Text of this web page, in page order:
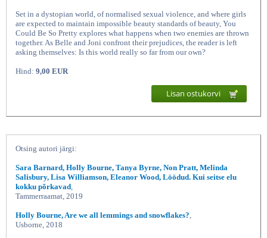
You Could Be So
Set in a dystopian world, of normalised sexual violence, and where girls
are expected to maintain impossible beauty standards of beauty, You
Could Be So Pretty explores what happens when two enemies are thrown
together. As Belle and Joni confront their prejudices, the reader is left
asking themselves: Is this world really so far from our own?
Hind: 9,00 EUR
Lisan ostukorvi
Otsing autori järgi:
Sara Barnard, Holly Bourne, Tanya Byrne, Non Pratt, Melinda
Salisbury, Lisa Williamson, Eleanor Wood, Löödud. Kui seitse elu
kokku põrkavad
Tammerraamat, 2019
Holly Bourne, Are we all lemmings and snowflakes?
Usborne, 2018